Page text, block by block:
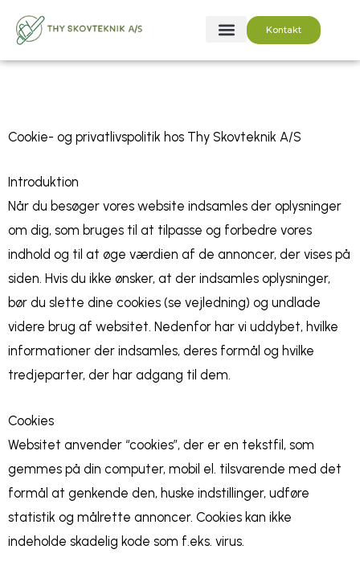
indholdet
Kontakt
Cookie- og privatlivspolitik hos Thy Skovteknik A/S
Introduktion
Når du besøger vores website indsamles der oplysninger
om dig, som bruges til at tilpasse og forbedre vores
indhold og til at øge værdien af de annoncer, der vises på
siden. Hvis du ikke ønsker, at der indsamles oplysninger,
bør du slette dine cookies (se vejledning) og undlade
videre brug af websitet. Nedenfor har vi uddybet, hvilke
informationer der indsamles, deres formål og hvilke
tredjeparter, der har adgang til dem.
Cookies
Websitet anvender “cookies”, der er en tekstfil, som
gemmes på din computer, mobil el. tilsvarende med det
formål at genkende den, huske indstillinger, udføre
statistik og målrette annoncer. Cookies kan ikke
indeholde skadelig kode som f.eks. virus.